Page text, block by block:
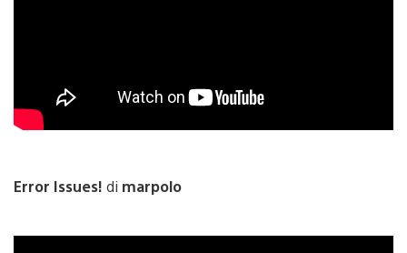
Error Issues! di marpolo